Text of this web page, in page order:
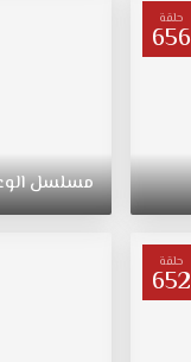
حلقة
656
مسلسل
حلقة
652